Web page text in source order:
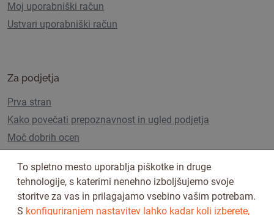
Moj uporabniški račun
Ustvari uporabniški račun
Za podjetja
Prva stran
Kako povečati prepoznavnost in ugled podjetja
Moč dobrih ocen
Overviews
Uporabniški paketi in cenik
To spletno mesto uporablja piškotke in druge
tehnologije, s katerimi nenehno izboljšujemo svoje
storitve za vas in prilagajamo vsebino vašim potrebam.
S konfiguriranjem nastavitev lahko kadar koli izberete,